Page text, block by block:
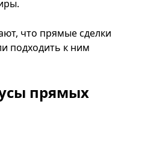
что прямые сделки
подходить к ним
прямых